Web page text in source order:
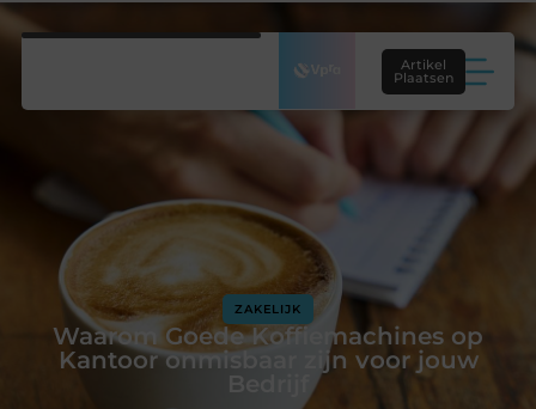
Artikel
Plaatsen
ZAKELIJK
Waarom Goede Koffiemachines op
Kantoor onmisbaar zijn voor jouw